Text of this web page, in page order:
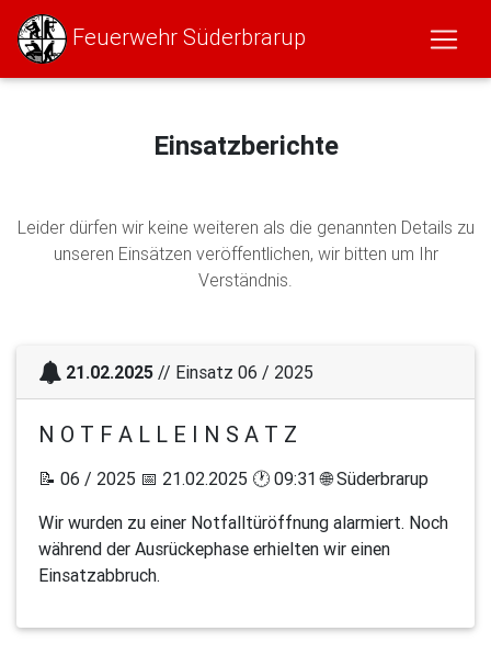
Feuerwehr Süderbrarup
Einsatzberichte
Leider dürfen wir keine weiteren als die genannten Details zu
unseren Einsätzen veröffentlichen, wir bitten um Ihr
Verständnis.
21.02.2025 // Einsatz 06 / 2025
N O T F A L L E I N S A T Z
📝 06 / 2025 📅 21.02.2025 🕐 09:31 🌐 Süderbrarup
Wir wurden zu einer Notfalltüröffnung alarmiert. Noch
während der Ausrückephase erhielten wir einen
Einsatzabbruch.